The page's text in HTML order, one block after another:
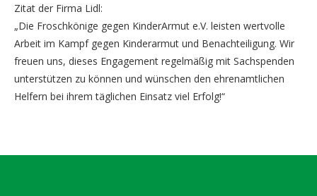
Zitat der Firma Lidl:
„Die Froschkönige gegen KinderArmut e.V. leisten wertvolle
Arbeit im Kampf gegen Kinderarmut und Benachteiligung. Wir
freuen uns, dieses Engagement regelmäßig mit Sachspenden
unterstützen zu können und wünschen den ehrenamtlichen
Helfern bei ihrem täglichen Einsatz viel Erfolg!“